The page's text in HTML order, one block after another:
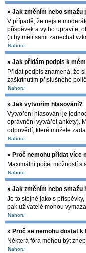
» Jak změním nebo smažu
V případě, že nejste
příspěvek a vy ho upravíte,
(ti by měli sami zanechat
Nahoru
» Jak přidám podpis k
Přidat podpis znamená, že
zaškrtnutím příslušného
Nahoru
» Jak vytvořím hlasování?
Vytvoření hlasování je
oprávnění vytvářet ankety).
odpovědí, které můžete
Nahoru
» Proč nemohu přidat více
Maximální počet možností
Nahoru
» Jak změním nebo smažu
Je to stejné jako s
pak uživatelé mohou
Nahoru
» Proč se nemohu dostat k
Některá fóra mohou být
Nahoru